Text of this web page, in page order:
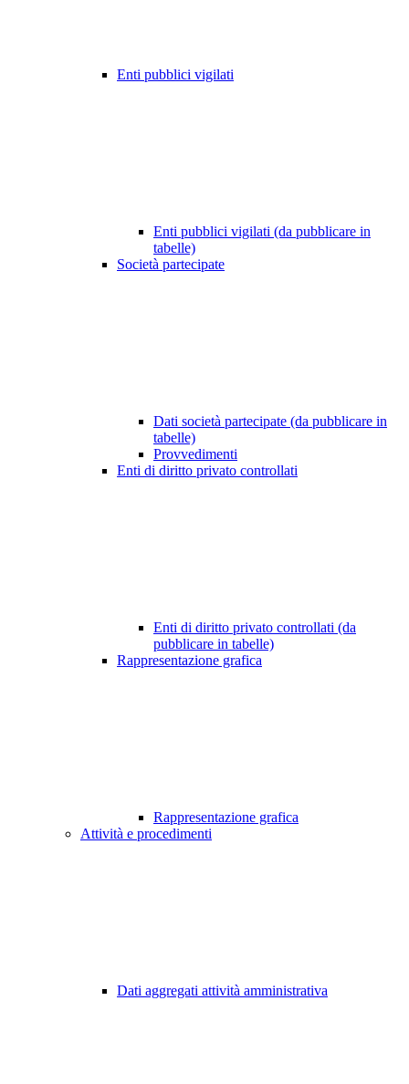
Enti pubblici vigilati
Enti pubblici vigilati (da pubblicare in
tabelle)
Società partecipate
Dati società partecipate (da pubblicare in
tabelle)
Provvedimenti
Enti di diritto privato controllati
Enti di diritto privato controllati (da
pubblicare in tabelle)
Rappresentazione grafica
Rappresentazione grafica
Attività e procedimenti
Dati aggregati attività amministrativa